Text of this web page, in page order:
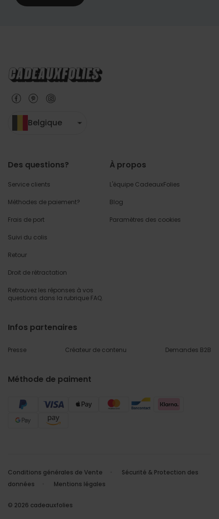
Belgique
Des questions?
Service clients
Méthodes de paiement?
Frais de port
Suivi du colis
Retour
Droit de rétractation
Retrouvez les réponses à vos
questions dans la rubrique FAQ.
À propos
L'équipe CadeauxFolies
Blog
Paramètres des cookies
Infos partenaires
Presse Créateur de contenu Demandes B2B
Méthode de paiment
Conditions générales de Vente
Sécurité & Protection des
données
Mentions légales
© 2026 cadeauxfolies